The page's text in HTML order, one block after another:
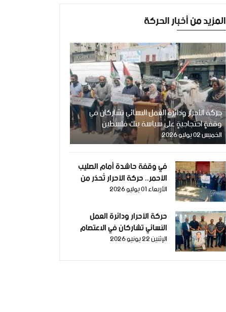
المزيد من أخبار الحركة
حركة الأحرار ودائرة العمل النسائي تشاركان في
وقفةٍ احتجاجيةٍ على سياسة بنك فلسطين
الخميس 02 يوليو 2026
في وقفة حاشدة أمام الصليب
الأحمر.. حركة الأحرار تُحذر من
تفاقم معاناة الجرحى والمرضى
الأربعاء 01 يوليو 2026
حركة الأحرار ودائرة العمل
النسائي تشاركان في الاعتصام
الأسبوعي إسناداً للأسرى في غزة
الإثنين 22 يونيو 2026